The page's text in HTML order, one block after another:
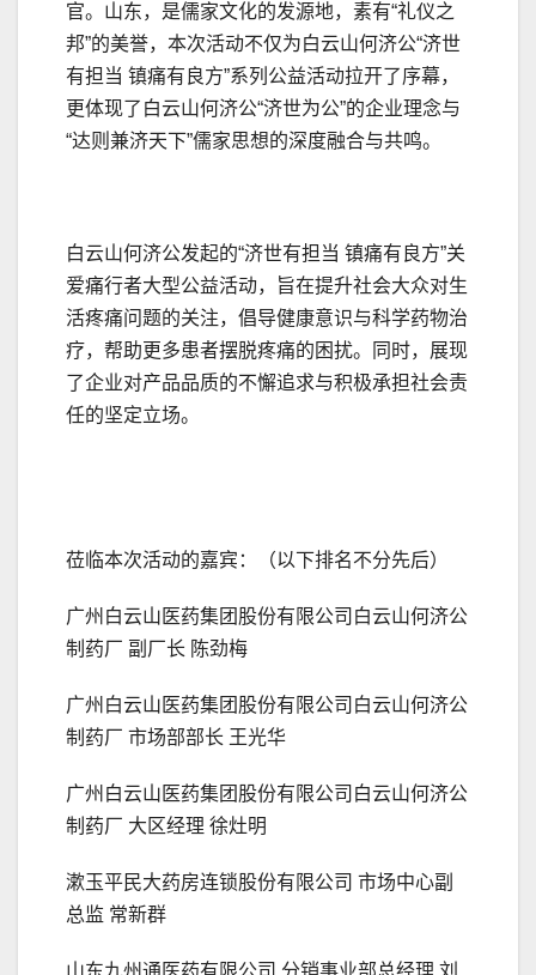
官。山东，是儒家文化的发源地，素有“礼仪之
邦”的美誉，本次活动不仅为白云山何济公“济世
有担当 镇痛有良方”系列公益活动拉开了序幕，
更体现了白云山何济公“济世为公”的企业理念与
“达则兼济天下”儒家思想的深度融合与共鸣。
白云山何济公发起的“济世有担当 镇痛有良方”关
爱痛行者大型公益活动，旨在提升社会大众对生
活疼痛问题的关注，倡导健康意识与科学药物治
疗，帮助更多患者摆脱疼痛的困扰。同时，展现
了企业对产品品质的不懈追求与积极承担社会责
任的坚定立场。
莅临本次活动的嘉宾：（以下排名不分先后）
广州白云山医药集团股份有限公司白云山何济公
制药厂 副厂长 陈劲梅
广州白云山医药集团股份有限公司白云山何济公
制药厂 市场部部长 王光华
广州白云山医药集团股份有限公司白云山何济公
制药厂 大区经理 徐灶明
漱玉平民大药房连锁股份有限公司 市场中心副
总监 常新群